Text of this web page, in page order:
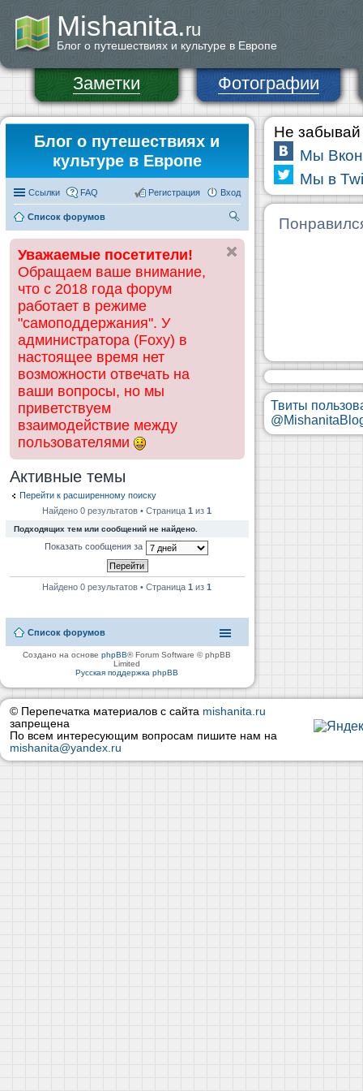
Mishanita.ru
Блог о путешествиях и культуре в Европе
Заметки Фотографии
Блог о путешествиях и
культуре в Европе
Ссылки FAQ Вход
Регистрация
Список форумов
ск
Уважаемые посетители!
Обращаем ваше внимание,
что с 2018 года форум
работает в режиме
"самоподдержания". У
администратора (Foxy) в
настоящее время нет
возможности отвечать на
ваши вопросы, но мы
приветствуем
взаимодействие между
пользователями
Активные темы
Перейти к расширенному поиску
Найдено 0 результатов • Страница1 из1
Подходящих тем или сообщений не найдено.
Показать сообщения за
Найдено 0 результатов • Страница1 из1
Список форумов
Создано на основеphpBB® Forum Software © phpBB
Limited
Русская поддержка phpBB
Не забывай
Мы
Мы в
Твиты
© Перепечатка материалов с сайта mishanita.ru
запрещена
По всем интересующим вопросам пишите нам на
mishanita@yandex.ru